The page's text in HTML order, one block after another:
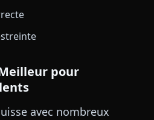
pour
avec nombreux